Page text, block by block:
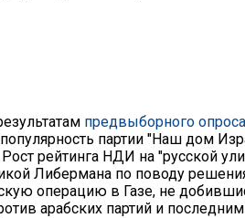
предвыборного опроса
партии "Наш дом
рейтинга НДИ на "русской
Либермана по поводу
операцию в Газе, не
арабских партий и